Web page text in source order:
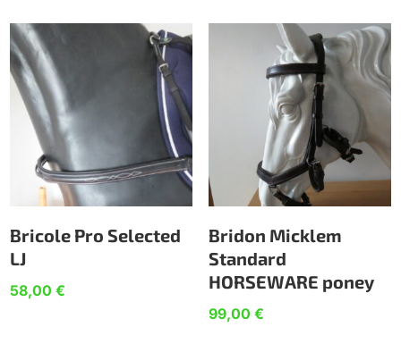
Bricole Pro Selected
LJ
58,00€
Bridon Micklem
Standard
HORSEWARE poney
99,00 €